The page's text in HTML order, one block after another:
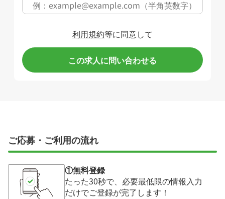
利用規約等に同意して
この求人に問い合わせる
ご応募・ご利用の流れ
①無料登録
たった30秒で、必要最低限の情報入力
だけでご登録が完了します！